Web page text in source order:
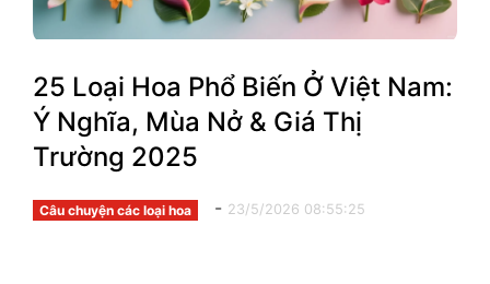
25 Loại Hoa Phổ Biến Ở Việt Nam:
Ý Nghĩa, Mùa Nở & Giá Thị
Trường 2025
Câu chuyện các loại hoa - 23/5/2026 08:55:25